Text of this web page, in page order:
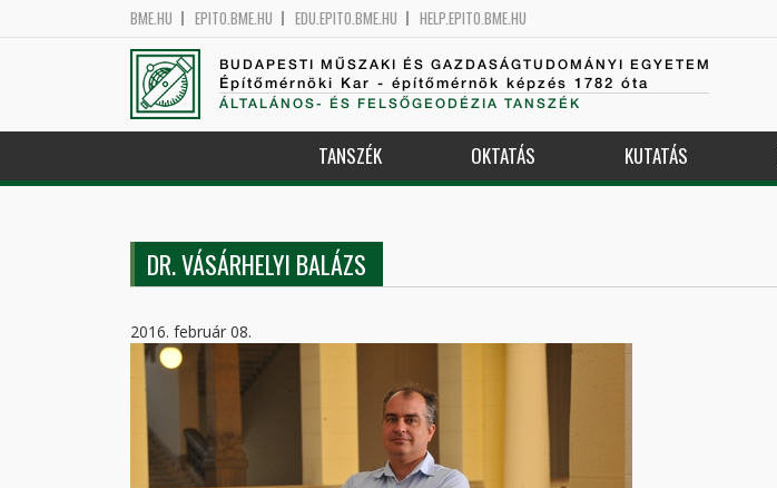
BME.HU EPITO.BME.HU EDU.EPITO.BME.HU HELP.EPITO.BME.HU
BUDAPESTI MŰSZAKI ÉS GAZDASÁGTUDOMÁNYI EGYETEM
Építőmérnöki Kar - építőmérnök képzés 1782 óta
ÁLTALÁNOS- ÉS FELSŐGEODÉZIA TANSZÉK
TANSZÉK OKTATÁS KUTATÁS
DR. VÁSÁRHELYI BALÁZS
2016. február 08.